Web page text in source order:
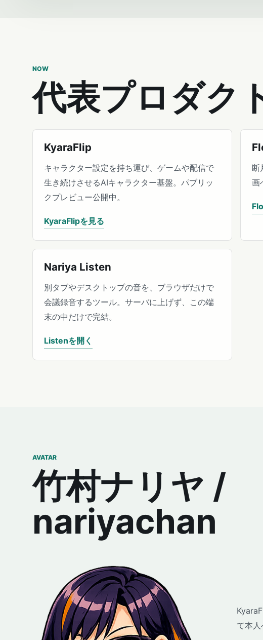
NOW
代表プロダク
KyaraFlip
キャラクター設定を持ち運び、ゲームや配信で
生き続けさせるAIキャラクター基盤。パブリッ
クプレビュー公開中。
KyaraFlipを見る
断
画
Nariya Listen
別タブやデスクトップの音を、ブラウザだけで
会議録音するツール。サーバに上げず、この端
末の中だけで完結。
Listenを開く
AVATAR
竹村ナリヤ /
nariyachan
て本